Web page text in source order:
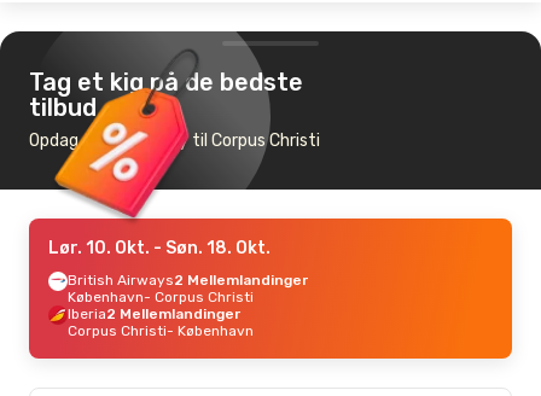
Tag et kig på de bedste
tilbud
Opdag de billigste fly til Corpus Christi
Lør. 10. Okt. - Søn. 18. Okt.
British Airways2 Mellemlandinger
København- Corpus Christi
Iberia2 Mellemlandinger
Corpus Christi- København